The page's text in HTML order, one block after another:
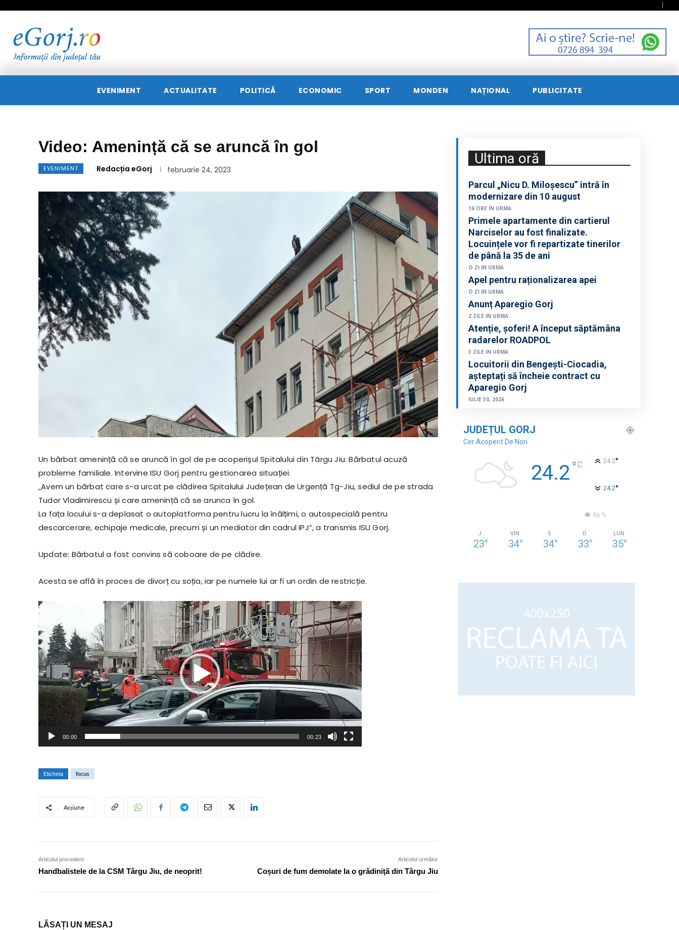
EVENIMENT ACTUALITATE POLITICĂ ECONOMIC SPORT MONDEN NAȚIONAL PUBLICITATE
Video: Amenință că se aruncă în gol
EVENIMENT Redacția eGorj februarie 24, 2023
Un bărbat amenință că se aruncă în gol de pe acoperișul Spitalului din Târgu Jiu. Bărbatul acuză
probleme familiale. Intervine ISU Gorj pentru gestionarea situației.
„Avem un bărbat care s-a urcat pe clădirea Spitalului Județean de Urgență Tg-Jiu, sediul de pe strada
Tudor Vladimirescu și care amenință că se arunca în gol.
La fața locului s-a deplasat o autoplatforma pentru lucru la înălțimi, o autospecială pentru
descarcerare, echipaje medicale, precum și un mediator din cadrul IPJ”, a transmis ISU Gorj.
Update: Bărbatul a fost convins să coboare de pe clădire.
Acesta se află în proces de divorț cu soția, iar pe numele lui ar fi un ordin de restricție.
P
a
y
e
r
v
d
o
00:00 00:23
Eticheta focus
Acțiune
Articolul precedent
Handbalistele de la CSM Târgu Jiu, de neoprit!
Articolul următor
Coșuri de fum demolate la o grădiniţă din Târgu Jiu
LĂSAȚI UN MESAJ
Ultima oră
Parcul „Nicu D. Miloșescu” intră în
modernizare din 10 august
16 ORE IN URMA
Primele apartamente din cartierul
Narciselor au fost finalizate.
Locuințele vor fi repartizate tinerilor
de până la 35 de ani
O ZI IN URMA
Apel pentru raționalizarea apei
O ZI IN URMA
Anunț Aparegio Gorj
2 ZILE IN URMA
Atenție, șoferi! A început săptămâna
radarelor ROADPOL
3 ZILE IN URMA
Locuitorii din Bengești-Ciocadia,
așteptați să încheie contract cu
Aparegio Gorj
IULIE 30, 2026
JUDEȚUL GORJ
Cer Acoperit De Nori
24.2°C 24.2°
24.2°
86 %
J
23°
VIN
34°
S
34°
D
33°
LUN
35°